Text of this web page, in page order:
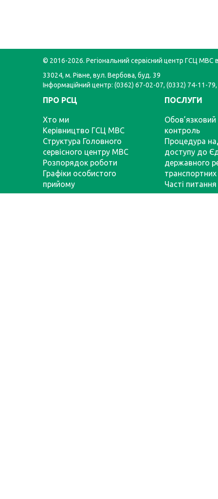
© 2016-2026. Регіональний сервісний центр ГСЦ МВС
33024, м. Рівне, вул. Вербова, буд. 39
Інформаційний центр: (0362) 67-02-07, (0332) 74-11-
ПРО РСЦ
Хто ми
Керівництво ГСЦ МВС
Структура Головного
сервісного центру МВС
Розпорядок роботи
Графіки особистого
прийому
ПОСЛУГИ
Обов’язковий
контроль
Процедура
доступу до
державного
транспортних
Часті питання